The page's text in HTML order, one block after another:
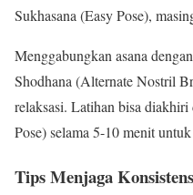
Sukhasana (Easy Pose),
Menggabungkan asana
Shodhana (Alternate Nostril
relaksasi. Latihan bisa diakhiri
Pose) selama 5-10 menit
Tips Menjaga